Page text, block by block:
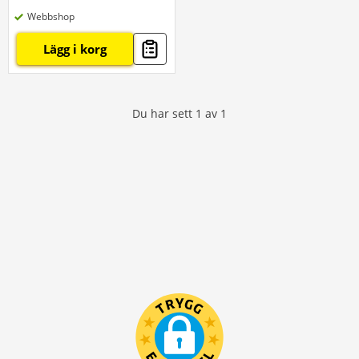
Webbshop
Lägg i korg
Du har sett 1 av 1